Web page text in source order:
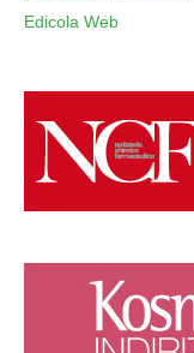
Edicola Web